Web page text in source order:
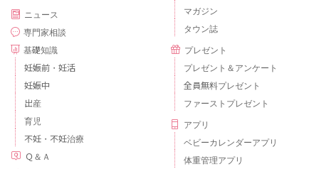
ニュース
専門家相談
基礎知識
妊娠前・妊活
妊娠中
出産
育児
不妊・不妊治療
Ｑ＆Ａ
マガジン
タウン誌
プレゼント
プレゼント＆アンケート
全員無料プレゼント
ファーストプレゼント
アプリ
ベビーカレンダーアプリ
体重管理アプリ